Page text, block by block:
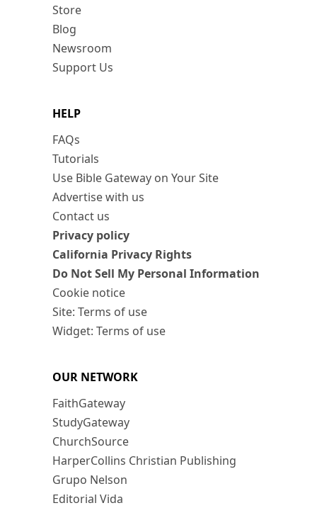
Store
Blog
Newsroom
Support Us
HELP
FAQs
Tutorials
Use Bible Gateway on Your Site
Advertise with us
Contact us
Privacy policy
California Privacy Rights
Do Not Sell My Personal Information
Cookie notice
Site: Terms of use
Widget: Terms of use
OUR NETWORK
FaithGateway
StudyGateway
ChurchSource
HarperCollins Christian Publishing
Grupo Nelson
Editorial Vida